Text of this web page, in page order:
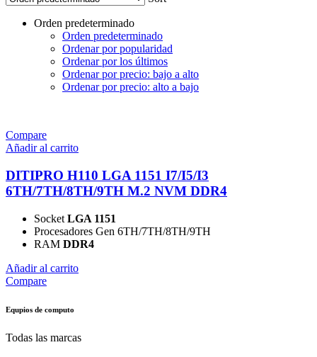
Orden predeterminado
Orden predeterminado
Ordenar por popularidad
Ordenar por los últimos
Ordenar por precio: bajo a alto
Ordenar por precio: alto a bajo
Compare
Añadir al carrito
DITIPRO H110 LGA 1151 I7/I5/I3
6TH/7TH/8TH/9TH M.2 NVM DDR4
Socket LGA 1151
Procesadores Gen 6TH/7TH/8TH/9TH
RAM DDR4
Añadir al carrito
Compare
Equpios de computo
Todas las marcas